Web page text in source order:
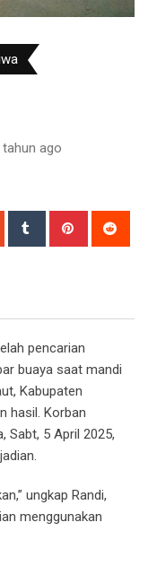
tahun ago
StumbleUpon
Tumblr Pinterest
pencarian
buaya saat mandi
Kabupaten
hasil. Korban
Sabt, 5 April 2025,
ungkap Randi,
menggunakan